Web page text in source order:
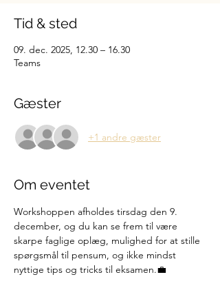
Tid & sted
09. dec. 2025, 12.30 – 16.30
Teams
Gæster
+1 andre gæster
Om eventet
Workshoppen afholdes tirsdag den 9.
december, og du kan se frem til være
skarpe faglige oplæg, mulighed for at stille
spørgsmål til pensum, og ikke mindst
nyttige tips og tricks til eksamen.💼